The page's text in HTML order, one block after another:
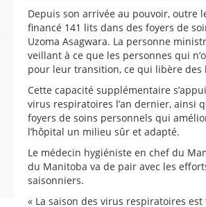
Depuis son arrivée au pouvoir, outre
financé 141 lits dans des foyers de
Uzoma Asagwara. La personne
veillant à ce que les personnes qui
pour leur transition, ce qui libère des
Cette capacité supplémentaire
virus respiratoires l’an dernier, ainsi
foyers de soins personnels qui
l’hôpital un milieu sûr et adapté.
Le médecin hygiéniste en chef du
du Manitoba va de pair avec les
saisonniers.
« La saison des virus respiratoires